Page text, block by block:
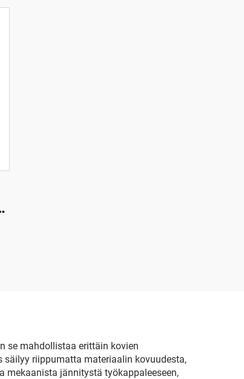
se mahdollistaa erittäin kovien
riippumatta materiaalin kovuudesta,
mekaanista jännitystä työkappaleeseen,